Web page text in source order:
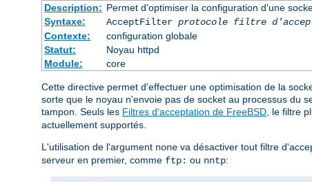
Description: Permet d'optimiser la configuration d'une
Syntaxe:
AcceptFilter protocole filtre
Contexte:
configuration globale
Statut:
Noyau httpd
Module:
core
Cette directive permet d'effectuer une optimisation de la
sorte que le noyau n'envoie pas de socket au processus du
tampon. Seuls les Filtres d'acceptation de FreeBSD , le filtre
actuellement supportés.
L'utilisation de l'argument none va désactiver tout filtre
serveur en premier, comme ftp: ou nntp: